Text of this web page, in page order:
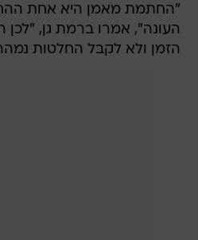
"החתמת מאמן היא אחת
העונה", אמרו ברמת גן,
הזמן ולא לקבל החלטות